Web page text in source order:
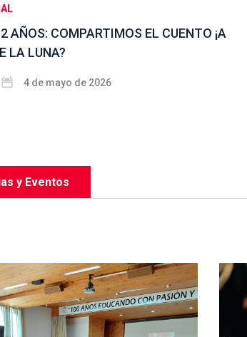
AÑOS: COMPARTIMOS EL CUENTO ¡A
LA LUNA?
4 de mayo de 2026
y Eventos